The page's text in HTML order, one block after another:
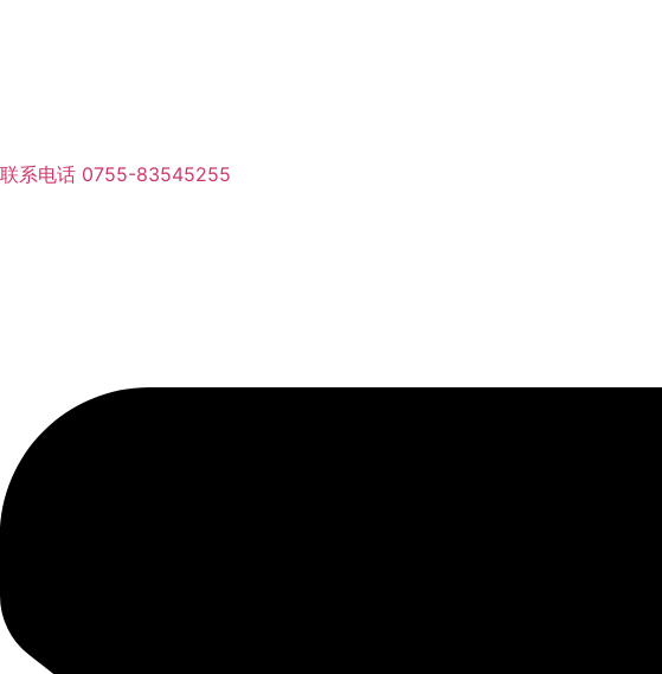
联系电话 0755-83545255